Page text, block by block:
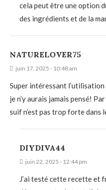
cela peut être une option
des ingrédients et de la
NATURELOVER75
juin 17, 2025 - 10:48 am
Super intéressant l’utilisation
je n’y aurais jamais pensé!
suif n’est pas trop forte dans
DIYDIVA44
juin 22, 2025 - 12:44 pm
J’ai testé cette recette et